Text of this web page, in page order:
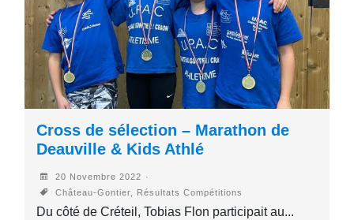
Cross de sélection – Marathon de
Deauville & Kids Athlé
20 Novembre 2022
Château-Gontier, Résultats Compétitions
Du côté de Créteil, Tobias Flon participait au...